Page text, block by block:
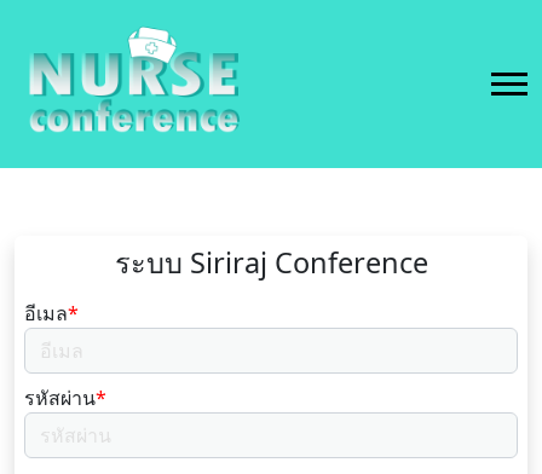
ระบบ Siriraj Conference
อีเมล*
รหัสผ่าน*